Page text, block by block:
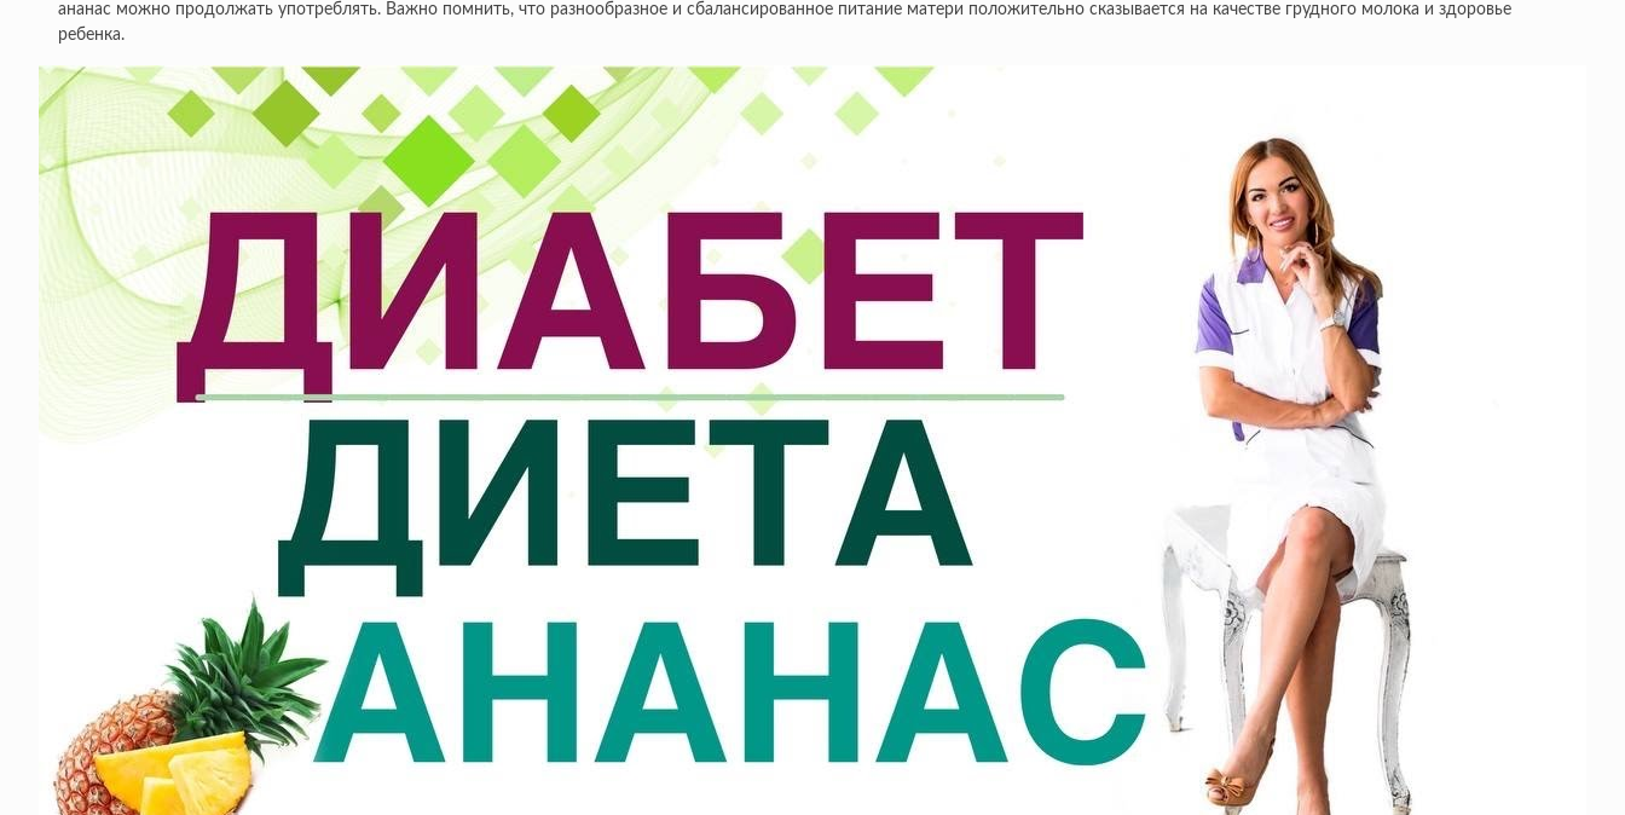
ананас можно продолжать употреблять. Важно помнить, что разнообразное и сбалансированное питание матери положительно сказывается на качестве грудного молока и здоровье
ребенка.